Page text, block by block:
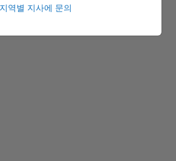
지역별 지사에 문의